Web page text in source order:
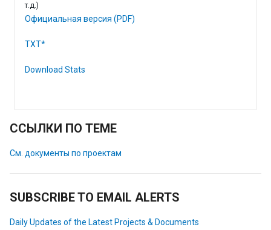
т.д.)
Официальная версия (PDF)
TXT*
Download Stats
ССЫЛКИ ПО ТЕМЕ
См. документы по проектам
SUBSCRIBE TO EMAIL ALERTS
Daily Updates of the Latest Projects & Documents